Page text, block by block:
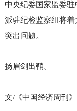
中央纪委国家监委驻
派驻纪检监察组将
突出问题。
扬眉剑出鞘。
文/《中国经济周刊